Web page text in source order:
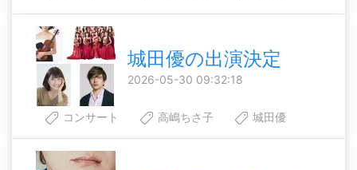
城田優の出演決定
2026-05-30 09:32:18
コンサート 高嶋ちさ子 城田優